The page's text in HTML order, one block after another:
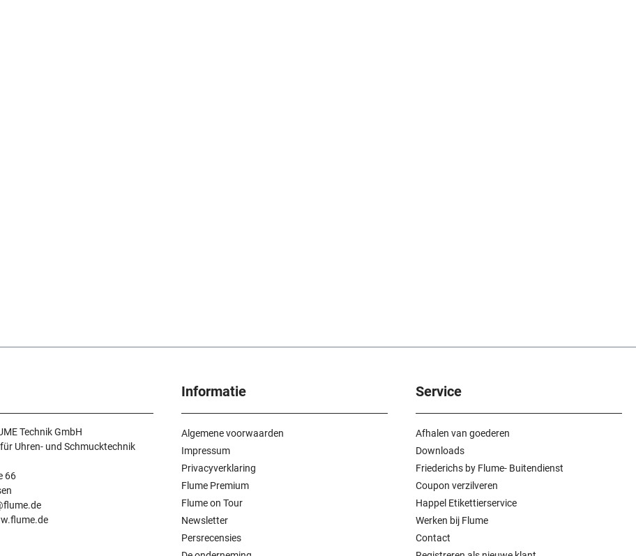
Technik GmbH
Uhren- und Schmucktechnik
66
Informatie
Algemene voorwaarden
Impressum
Privacyverklaring
Flume Premium
Flume on Tour
Newsletter
Persrecensies
Service
Afhalen van goederen
Downloads
Friederichs by Flume- Buitendienst
Coupon verzilveren
Happel Etikettierservice
Werken bij Flume
Contact